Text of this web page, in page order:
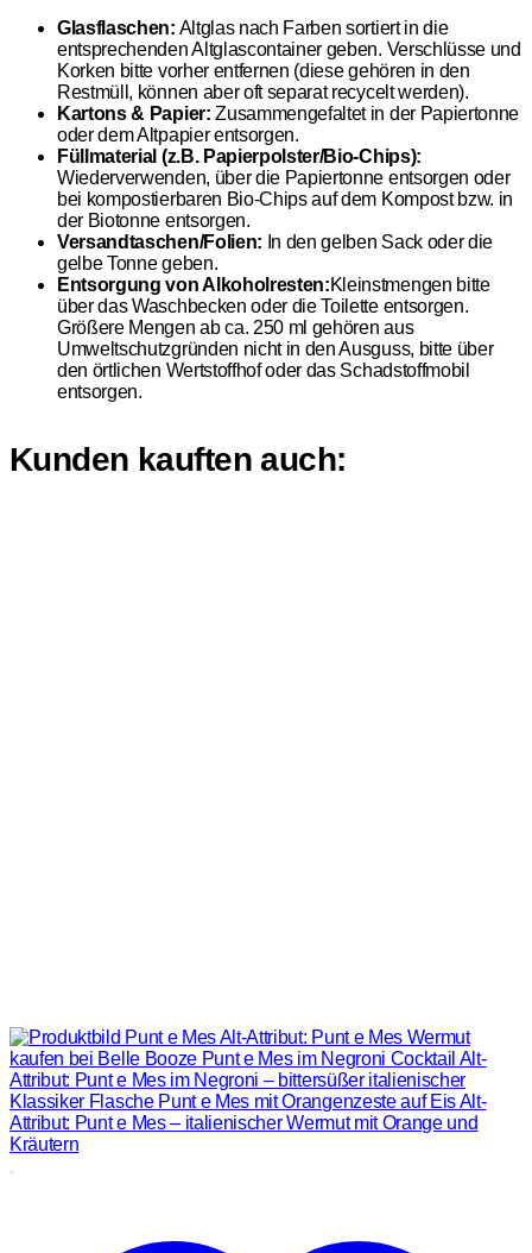
Glasflaschen: Altglas nach Farben sortiert in die
entsprechenden Altglascontainer geben. Verschlüsse und
Korken bitte vorher entfernen (diese gehören in den
Restmüll, können aber oft separat recycelt werden).
Kartons & Papier: Zusammengefaltet in der Papiertonne
oder dem Altpapier entsorgen.
Füllmaterial (z.B. Papierpolster/Bio-Chips):
Wiederverwenden, über die Papiertonne entsorgen oder
bei kompostierbaren Bio-Chips auf dem Kompost bzw. in
der Biotonne entsorgen.
Versandtaschen/Folien: In den gelben Sack oder die
gelbe Tonne geben.
Entsorgung von Alkoholresten:Kleinstmengen bitte
über das Waschbecken oder die Toilette entsorgen.
Größere Mengen ab ca. 250 ml gehören aus
Umweltschutzgründen nicht in den Ausguss, bitte über
den örtlichen Wertstoffhof oder das Schadstoffmobil
entsorgen.
Kunden kauften auch: